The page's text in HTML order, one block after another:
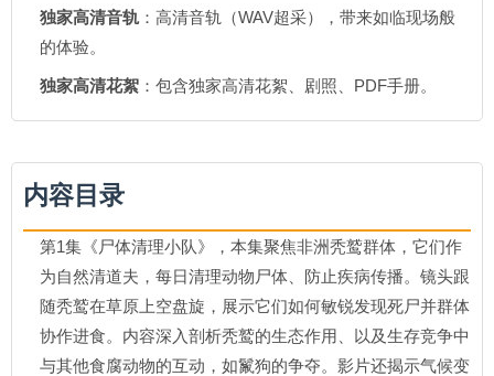
独家高清音轨 ：高清音轨（WAV超采），带来如临现场般
的体验。
独家高清花絮 ：包含独家高清花絮、剧照、PDF手册。
内容目录
第1集《尸体清理小队》，本集聚焦非洲秃鹫群体，它们作
为自然清道夫，每日清理动物尸体、防止疾病传播。镜头跟
随秃鹫在草原上空盘旋，展示它们如何敏锐发现死尸并群体
协作进食。内容深入剖析秃鹫的生态作用、以及生存竞争中
与其他食腐动物的互动，如鬣狗的争夺。影片还揭示气候变